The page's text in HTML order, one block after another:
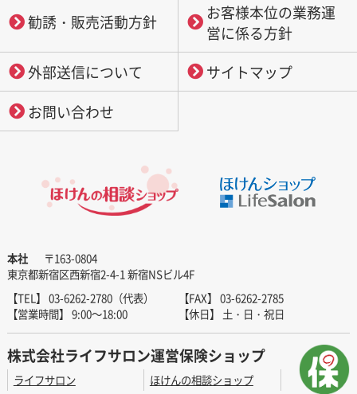
勧誘・販売活動方針
お客様本位の業務運
営に係る方針
外部送信について
サイトマップ
お問い合わせ
本社
〒163-0804
東京都新宿区西新宿2-4-1 新宿NSビル4F
【TEL】 03-6262-2780（代表）
【FAX】 03-6262-2785
【営業時間】 9:00～18:00
【休日】 土・日・祝日
株式会社ライフサロン運営保険ショップ
ライフサロン ほけんの相談ショップ